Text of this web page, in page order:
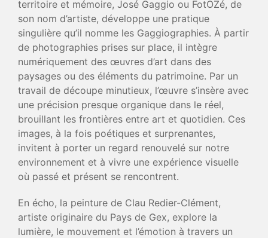
territoire et mémoire, José Gaggio ou FotOZé, de
son nom d’artiste, développe une pratique
singulière qu’il nomme les Gaggiographies. À partir
de photographies prises sur place, il intègre
numériquement des œuvres d’art dans des
paysages ou des éléments du patrimoine. Par un
travail de découpe minutieux, l’œuvre s’insère avec
une précision presque organique dans le réel,
brouillant les frontières entre art et quotidien. Ces
images, à la fois poétiques et surprenantes,
invitent à porter un regard renouvelé sur notre
environnement et à vivre une expérience visuelle
où passé et présent se rencontrent.
En écho, la peinture de Clau Redier-Clément,
artiste originaire du Pays de Gex, explore la
lumière, le mouvement et l’émotion à travers un